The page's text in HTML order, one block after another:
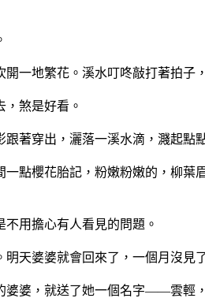
一地繁花。溪水叮咚敲打著拍子
煞是好看。
著穿出，灑落一溪水滴，濺起點
點櫻花胎記，粉嫩粉嫩的，柳
用擔心有人看見的問題。
天婆婆就會回來了，一個月沒見
婆，就送了她一個名字——雲輕